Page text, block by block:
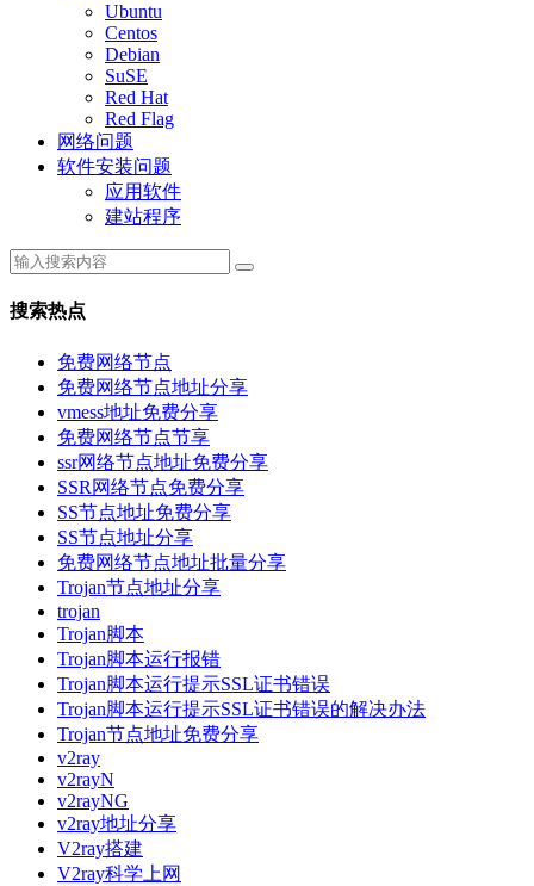
Ubuntu
Centos
Debian
SuSE
Red Hat
Red Flag
网络问题
软件安装问题
应用软件
建站程序
搜索热点
免费网络节点
免费网络节点地址分享
vmess地址免费分享
免费网络节点节享
ssr网络节点地址免费分享
SSR网络节点免费分享
SS节点地址免费分享
SS节点地址分享
免费网络节点地址批量分享
Trojan节点地址分享
trojan
Trojan脚本
Trojan脚本运行报错
Trojan脚本运行提示SSL证书错误
Trojan脚本运行提示SSL证书错误的解决办法
Trojan节点地址免费分享
v2ray
v2rayN
v2rayNG
v2ray地址分享
V2ray搭建
V2ray科学上网